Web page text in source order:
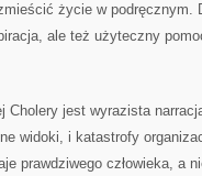
życie w podręcznym.
ale też użyteczny
Cholery jest wyrazista
widoki, i katastrofy
prawdziwego człowieka, a